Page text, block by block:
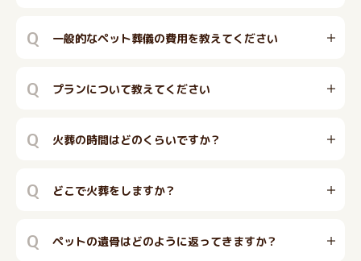
Q 一般的なペット葬儀の費用を教えてください
Q プランについて教えてください
Q 火葬の時間はどのくらいですか？
Q どこで火葬をしますか？
Q ペットの遺骨はどのように返ってきますか？